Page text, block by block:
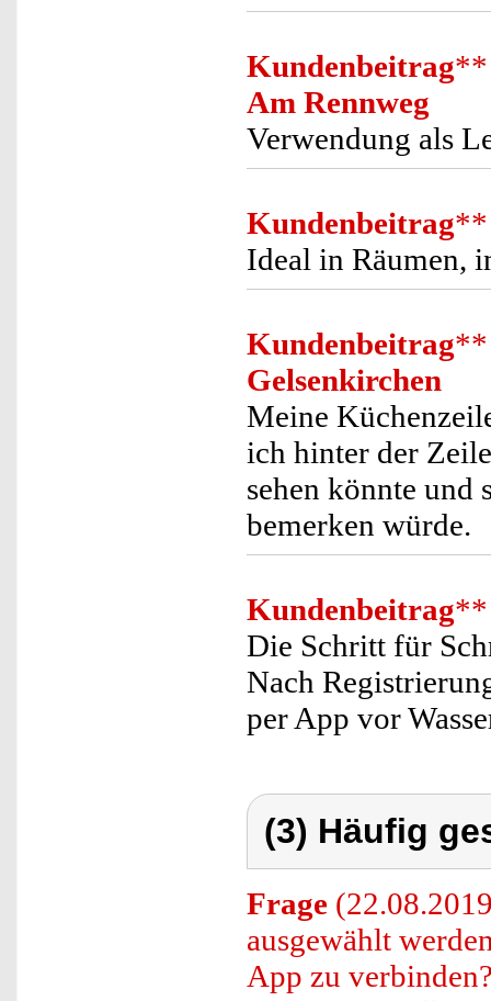
Kundenbeitrag**
Am Rennweg
Verwendung als
Kundenbeitrag**
Ideal in Räumen,
Kundenbeitrag**
Gelsenkirchen
Meine
ich hinter der
sehen könnte und
bemerken würde.
Kundenbeitrag**
Die Schritt für
Nach
per App vor
(3) Häufig
Frage
ausgewählt
App zu